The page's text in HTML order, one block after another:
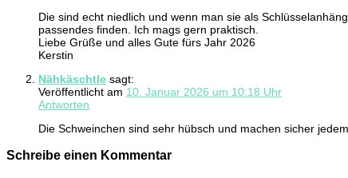
Die sind echt niedlich und wenn man sie als
passendes finden. Ich mags gern praktisch.
Liebe Grüße und alles Gute fürs Jahr 2026
Kerstin
Nähkäschtle sagt:
Veröffentlicht am 10. Januar 2026 um 10:18 Uhr
Antworten
Die Schweinchen sind sehr hübsch und machen sicher
Schreibe einen Kommentar